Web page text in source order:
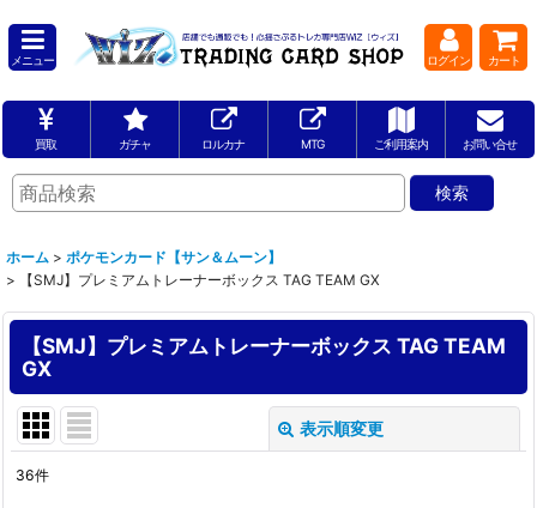
メニュー ログイン カート
買取 ガチャ ロルカナ MTG ご利用案内 お問い合せ
ホーム > ポケモンカード【サン＆ムーン】
>
【SMJ】プレミアムトレーナーボックス TAG TEAM GX
【SMJ】プレミアムトレーナーボックス TAG TEAM
GX
表示順変更
36件